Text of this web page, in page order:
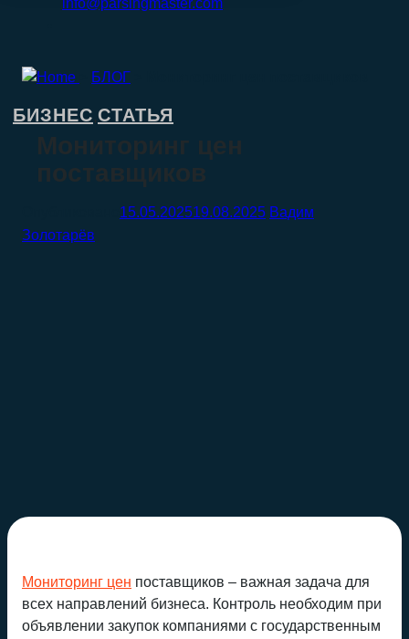
info@parsingmaster.com
БЛОГ
БИЗНЕС,СТАТЬЯ
Мониторинг цен
поставщиков
15.05.202519.08.2025 Вадим
Золотарёв
Мониторинг цен поставщиков – важная задача для
всех направлений бизнеса. Контроль необходим при
объявлении закупок компаниями с государственным